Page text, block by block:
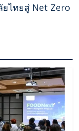
ไทยสู่ Net Zero